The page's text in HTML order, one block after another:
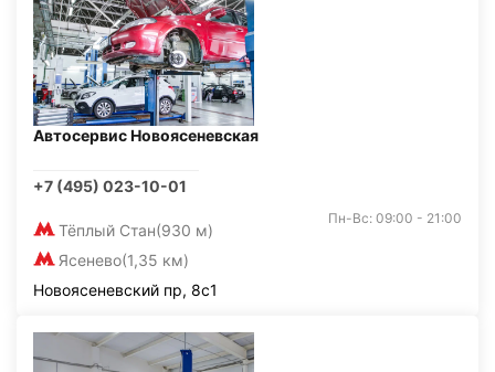
Автосервис Новоясеневская
+7 (495) 023-10-01
Тёплый Стан(930 м)
Ясенево(1,35 км)
Пн-Вс: 09:00 - 21:00
Новоясеневский пр, 8с1